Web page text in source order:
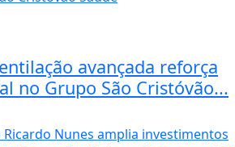
avançada reforça
no Grupo São Cristóvão...